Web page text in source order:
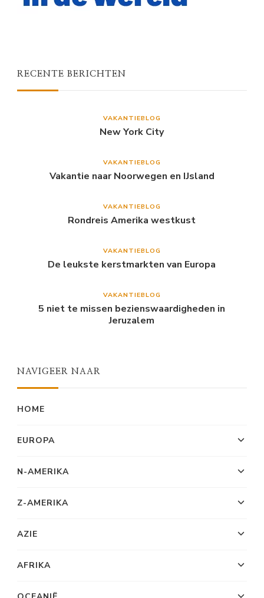
RECENTE BERICHTEN
VAKANTIEBLOG
New York City
VAKANTIEBLOG
Vakantie naar Noorwegen en IJsland
VAKANTIEBLOG
Rondreis Amerika westkust
VAKANTIEBLOG
De leukste kerstmarkten van Europa
VAKANTIEBLOG
5 niet te missen bezienswaardigheden in
Jeruzalem
NAVIGEER NAAR
HOME
EUROPA
N-AMERIKA
Z-AMERIKA
AZIE
AFRIKA